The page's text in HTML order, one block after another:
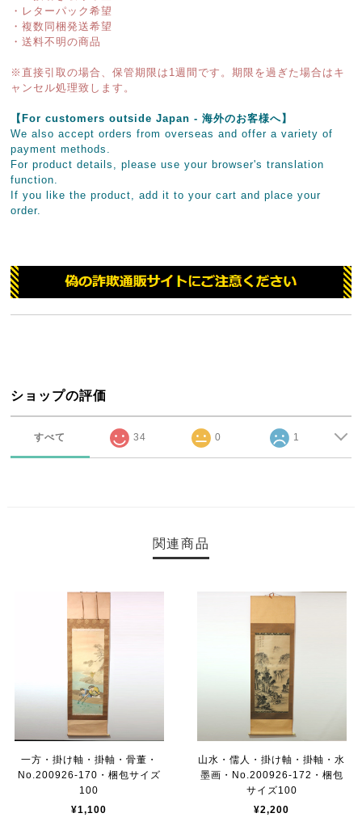
・レターパック希望
・複数同梱発送希望
・送料不明の商品
※直接引取の場合、保管期限は1週間です。期限を過ぎた場合はキ
ャンセル処理致します。
【For customers outside Japan - 海外のお客様へ】
We also accept orders from overseas and offer a variety of
payment methods.
For product details, please use your browser's translation
function.
If you like the product, add it to your cart and place your
order.
ショップの評価
すべて 34 0 1
関連商品
一方・掛け軸・掛軸・骨董・
No.200926-170・梱包サイズ
100
¥1,100
山水・儒人・掛け軸・掛軸・水
墨画・No.200926-172・梱包
サイズ100
¥2,200